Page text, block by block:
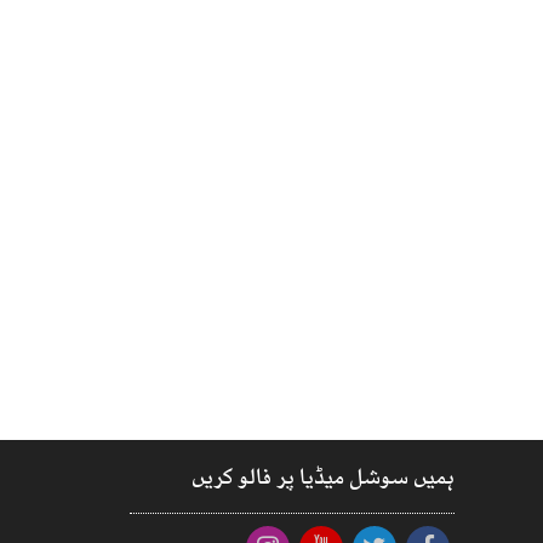
ہمیں سوشل میڈیا پر فالو کریں